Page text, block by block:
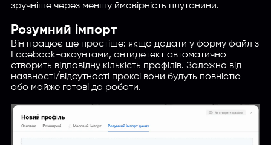
Введите название партнерки,
сервиса,команды и т.п.
зручніше через меншу ймовiрнiсть плутанини.
Розумний імпорт
Він працює ще простіше: якщо додати у форму файл з
Facebook-акаунтами, антидетект автоматично
створить відповідну кількість профілів. Залежно від
наявності/вiдсутностi проксі вони будуть повністю
або майже готові до роботи.